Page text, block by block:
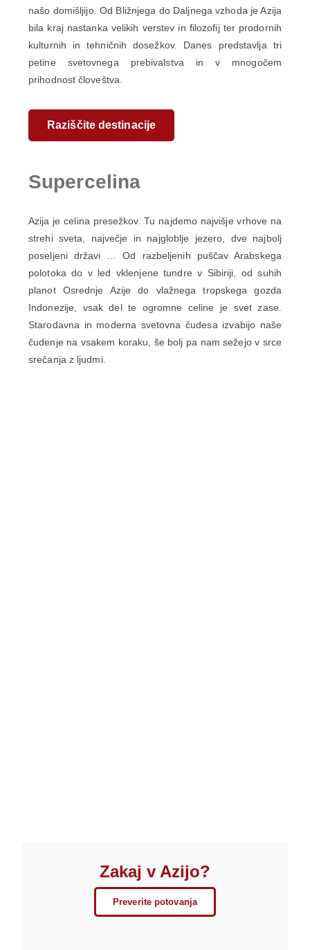
našo domišljijo. Od Bližnjega do Daljnega vzhoda je Azija
bila kraj nastanka velikih verstev in filozofij ter prodornih
kulturnih in tehničnih dosežkov. Danes predstavlja tri
petine svetovnega prebivalstva in v mnogočem
prihodnost človeštva.
Raziščite destinacije
Supercelina
Azija je celina presežkov. Tu najdemo najvišje vrhove na
strehi sveta, največje in najgloblje jezero, dve najbolj
poseljeni državi … Od razbeljenih puščav Arabskega
polotoka do v led vklenjene tundre v Sibiriji, od suhih
planot Osrednje Azije do vlažnega tropskega gozda
Indonezije, vsak del te ogromne celine je svet zase.
Starodavna in moderna svetovna čudesa izvabijo naše
čudenje na vsakem koraku, še bolj pa nam sežejo v srce
srečanja z ljudmi.
Zakaj v Azijo?
Preverite potovanja